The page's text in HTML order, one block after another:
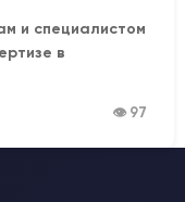
и специалистом
в
👁 97